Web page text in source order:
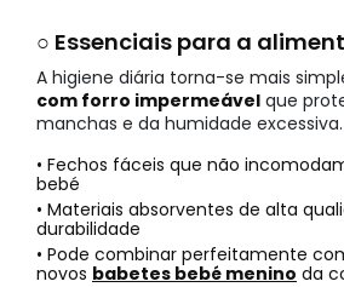
○ Essenciais para a
A higiene diária torna-se mais
com forro impermeável que
manchas e da humidade excessiva.
• Fechos fáceis que não
bebé
• Materiais absorventes de alta
durabilidade
• Pode combinar perfeitamente
novos babetes bebé menino da